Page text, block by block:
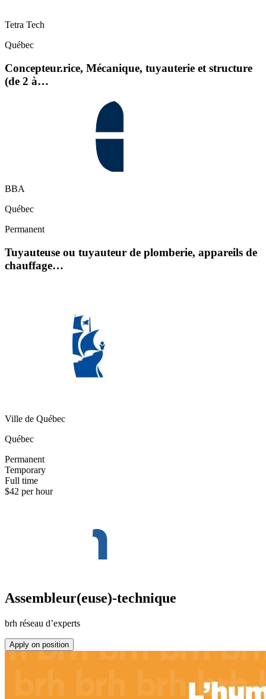
Tetra Tech
Québec
Concepteur.rice, Mécanique, tuyauterie et structure
(de 2 à…
BBA
Québec
Permanent
Tuyauteuse ou tuyauteur de plomberie, appareils de
chauffage…
Ville de Québec
Québec
Permanent
Temporary
Full time
$42 per hour
Assembleur(euse)-technique
brh réseau d’experts
Apply on position